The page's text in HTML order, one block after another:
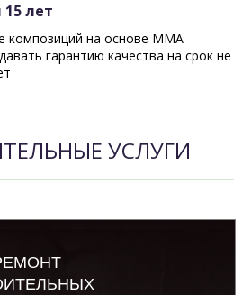
15 лет
композиций на основе ММА
гарантию качества на срок не
УСЛУГИ